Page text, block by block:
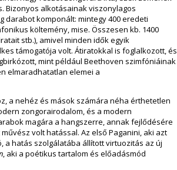
Bizonyos alkotásainak viszonylagos
darabot komponált: mintegy 400 eredeti
költemény, mise. Összesen kb. 1400
stb.), amivel minden idők egyik
támogatója volt. Átiratokkal is foglalkozott, és
mint például Beethoven szimfóniáinak
elmaradhatatlan elemei a
a nehéz és mások számára néha érthetetlen
zongorairodalom, és a modern
magára a hangszerre, annak fejlődésére
volt hatással. Az első Paganini, aki azt
a hatás szolgálatába állított virtuozitás az új
, aki a poétikus tartalom és előadásmód